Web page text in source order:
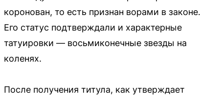
коронован, то есть признан ворами в законе.
Его статус подтверждали и характерные
татуировки — восьмиконечные звезды на
коленях.
После получения титула, как утверждает